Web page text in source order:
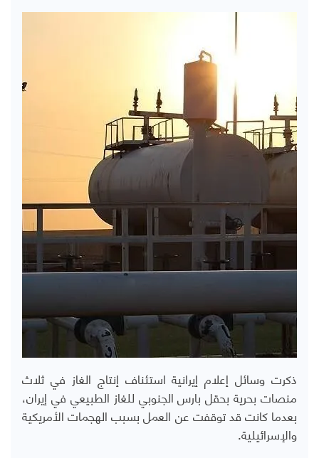
ذكرت وسائل إعلام إيرانية استئناف إنتاج الغاز في ثلاث
منصات بحرية بحقل بارس الجنوبي للغاز الطبيعي في إيران،
بعدما كانت قد توقفت عن العمل بسبب الهجمات الأمريكية
والإسرائيلية.